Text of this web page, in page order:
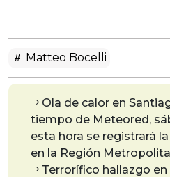
Matteo Bocelli
Ola de calor en
tiempo de Meteored,
esta hora se registrará
en la Región
Terrorífico hallazgo en